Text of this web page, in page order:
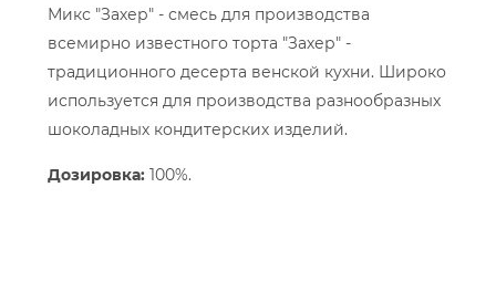
Микс "Захер" - смесь для производства
всемирно известного торта "Захер" -
традиционного десерта венской кухни. Широко
используется для производства разнообразных
шоколадных кондитерских изделий.
Дозировка: 100%.